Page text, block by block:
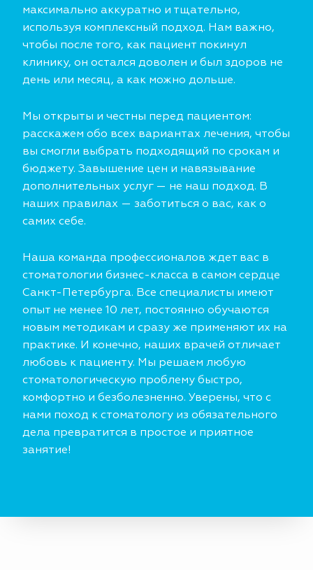
максимально аккуратно и тщательно,
используя комплексный подход. Нам важно,
чтобы после того, как пациент покинул
клинику, он остался доволен и был здоров не
день или месяц, а как можно дольше.
Мы открыты и честны перед пациентом:
расскажем обо всех вариантах лечения, чтобы
вы смогли выбрать подходящий по срокам и
бюджету. Завышение цен и навязывание
дополнительных услуг — не наш подход. В
наших правилах — заботиться о вас, как о
самих себе.
Наша команда профессионалов ждет вас в
стоматологии бизнес-класса в самом сердце
Санкт-Петербурга. Все специалисты имеют
опыт не менее 10 лет, постоянно обучаются
новым методикам и сразу же применяют их на
практике. И конечно, наших врачей отличает
любовь к пациенту. Мы решаем любую
стоматологическую проблему быстро,
комфортно и безболезненно. Уверены, что с
нами поход к стоматологу из обязательного
дела превратится в простое и приятное
занятие!